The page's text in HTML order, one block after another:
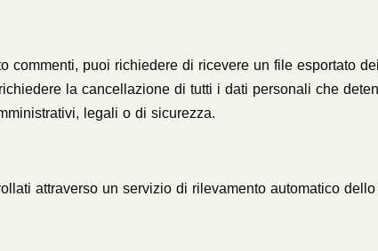
commenti, puoi richiedere di ricevere un file esportato
la cancellazione di tutti i dati personali che
legali o di sicurezza.
attraverso un servizio di rilevamento automatico